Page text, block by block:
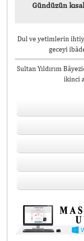
Gündüzün
Dul ve yetimlerin
geceyi
Sultan Yıldırım
ikinci